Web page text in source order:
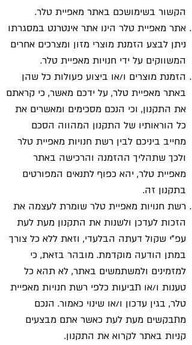
הקשור בשימושכם באתר מאפיית טלר.
אתר מאפיית טלר הינו אתר אינטרנט במסגרתו
ניתן לבצע הזמנת מוצרי מזון ומצרכים אחרים
המשווקים על ידי חנויות מאפיית טלר.
הזמנת מוצרים ו/או ביצוע פעולות כל שהן
באתר מאפיית טלר, על ידכם מאשר, כי קראתם
את התקנון, וכי הנכם מסכימים ומאשרים את
כל הוראותיו של התקנון המהווה הסכם
מחייב ביניכם לבין רשת חנויות מאפיית טלר
ולכך שתהליך ההזמנה והרכישה באתר
מאפיית טלר, יהא כפוף לתנאים המפורטים
בתקנון זה.
רשת חנויות מאפיית טלר שומרת לעצמה את
הזכות לעדכן ולשנות את התקנון מעת לעת
עפ"י שקול דעתה הבלעדי, וזאת ללא כל צורך
במתן הודעה מוקדמת. מובהר בזאת, כי
למזמינים ולמשתמשים באתר, לא תהא כל
טענות ו/או תביעות כלפי רשת חנויות מאפיית
טלר, בגין עדכון ו/או שינוי כאמור. הנכם
מתבקשים מעת לעת כאשר אתם מבצעים
קניות באתר לקרוא את התקנון.